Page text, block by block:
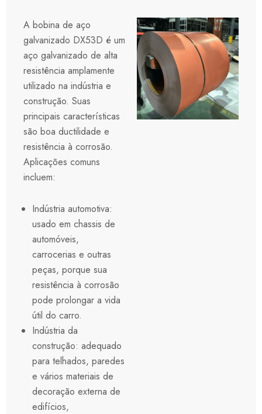
A bobina de aço
galvanizado DX53D é um
aço galvanizado de alta
resistência amplamente
utilizado na indústria e
construção. Suas
principais características
são boa ductilidade e
resistência à corrosão.
Aplicações comuns
incluem:
Indústria automotiva:
usado em chassis de
automóveis,
carrocerias e outras
peças, porque sua
resistência à corrosão
pode prolongar a vida
útil do carro.
Indústria da
construção: adequado
para telhados, paredes
e vários materiais de
decoração externa de
edifícios,